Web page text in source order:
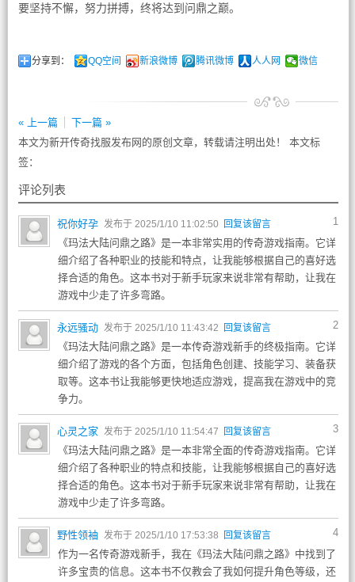
要坚持不懈，努力拼搏，终将达到问鼎之巅。
分享到： QQ空间 新浪微博 腾讯微博 人人网 微信
« 上一篇
下一篇 »
本文为新开传奇找服发布网的原创文章，转载请注明出处！ 本文标
签：
评论列表
1
祝你好孕 发布于 2025/1/10 11:02:50 回复该留言
《玛法大陆问鼎之路》是一本非常实用的传奇游戏指南。它详
细介绍了各种职业的技能和特点，让我能够根据自己的喜好选
择合适的角色。这本书对于新手玩家来说非常有帮助，让我在
游戏中少走了许多弯路。
2
永远骚动 发布于 2025/1/10 11:43:42 回复该留言
《玛法大陆问鼎之路》是一本传奇游戏新手的终极指南。它详
细介绍了游戏的各个方面，包括角色创建、技能学习、装备获
取等。这本书让我能够更快地适应游戏，提高我在游戏中的竞
争力。
3
心灵之家 发布于 2025/1/10 11:54:47 回复该留言
《玛法大陆问鼎之路》是一本非常全面的传奇游戏指南。它详
细介绍了各种职业的特点和技能，让我能够根据自己的喜好选
择合适的角色。这本书对于新手玩家来说非常有帮助，让我在
游戏中少走了许多弯路。
4
野性领袖 发布于 2025/1/10 17:53:38 回复该留言
作为一名传奇游戏新手，我在《玛法大陆问鼎之路》中找到了
许多宝贵的信息。这本书不仅教会了我如何提升角色等级，还